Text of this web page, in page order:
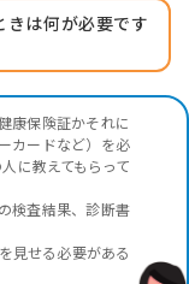
きは何が必要です
康保険証かそれに
カードなど）を必
に教えてもらって
検査結果、診断書
見せる必要がある